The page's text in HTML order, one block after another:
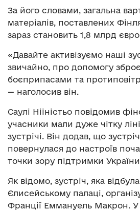
За його словами, загальна
матеріалів, поставлених
зараз становить 1,8 млрд
«Давайте активізуємо наші
звичайно, про допомогу
боєприпасами та
— наголосив він.
Саулі Нііністьо повідомив
учасники мали дуже чітку
зустрічі. Він додав, що
повернулася до настроїв
точки зору підтримки
Як відомо, зустріч, яка
Єлисейському палаці,
Франції Еммануель Макрон. У